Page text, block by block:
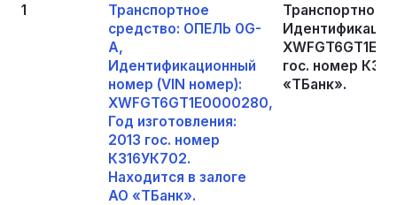
1
Транспортное
средство: ОПЕЛЬ 0G-
A,
Идентификационный
номер (VIN номер):
XWFGT6GT1E0000280,
Год изготовления:
2013 гос. номер
К316УК702.
Находится в залоге
АО «ТБанк».
Транспортное
гос. номер
«ТБанк».